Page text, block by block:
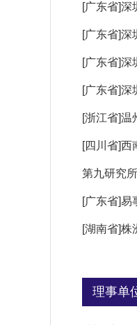
[广东省]深
[广东省]深
[广东省]深
[广东省]深
[浙江省]温
[四川省]西
第九研究所
[广东省]易
[湖南省]株
理事单